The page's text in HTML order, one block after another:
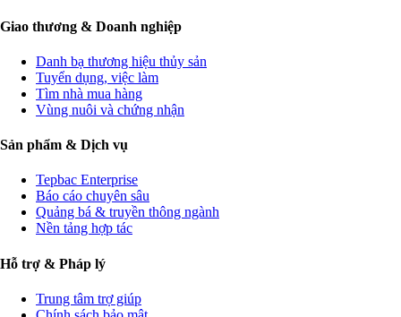
Giao thương & Doanh nghiệp
Danh bạ thương hiệu thủy sản
Tuyển dụng, việc làm
Tìm nhà mua hàng
Vùng nuôi và chứng nhận
Sản phẩm & Dịch vụ
Tepbac Enterprise
Báo cáo chuyên sâu
Quảng bá & truyền thông ngành
Nền tảng hợp tác
Hỗ trợ & Pháp lý
Trung tâm trợ giúp